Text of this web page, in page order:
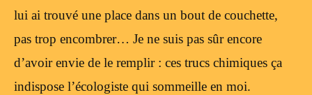
lui ai trouvé une place dans un bout de couchette,
pas trop encombrer… Je ne suis pas sûr encore
d’avoir envie de le remplir : ces trucs chimiques ça
indispose l’écologiste qui sommeille en moi.